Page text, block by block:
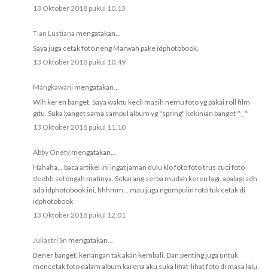
13 Oktober 2018 pukul 10.13
Tian Lustiana mengatakan...
Saya juga cetak foto neng Marwah pake idphotobook,
13 Oktober 2018 pukul 10.49
Mangkawani mengatakan...
Wih keren banget. Saya waktu kecil masih nemu foto yg pakai roll film
gitu. Suka banget sama sampul album yg "spring" kekinian banget ^_^
13 Oktober 2018 pukul 11.10
Abby Onety mengatakan...
Hahaha... baca artikel ini ingat jaman dulu klo foto foto trus cuci foto
deehh setengah matinya. Sekarang serba mudah keren lagi. apalagi sdh
ada idphotobook ini, hhhmm... mau juga ngumpulin foto tuk cetak di
idphotobook
13 Oktober 2018 pukul 12.01
Juliastri Sn mengatakan...
Bener banget, kenangan tak akan kembali. Dan penting juga untuk
mencetak foto dalam album karena aku suka lihat-lihat foto di masa lalu,